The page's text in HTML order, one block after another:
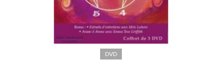
DVD